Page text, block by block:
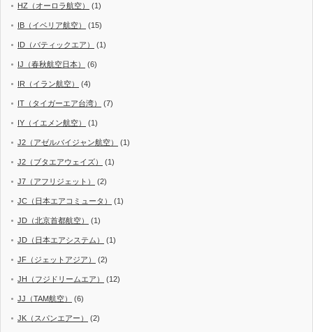
HZ（オーロラ航空） (1)
IB（イベリア航空） (15)
ID（バティックエア） (1)
IJ（春秋航空日本） (6)
IR（イラン航空） (4)
IT（タイガーエア台湾） (7)
IY（イエメン航空） (1)
J2（アゼルバイジャン航空） (1)
J2（ブタエアウェイズ） (1)
J7（アフリジェット） (2)
JC（日本エアコミュータ） (1)
JD（北京首都航空） (1)
JD（日本エアシステム） (1)
JF（ジェットアジア） (2)
JH（フジドリームエア） (12)
JJ（TAM航空） (6)
JK（スパンエアー） (2)